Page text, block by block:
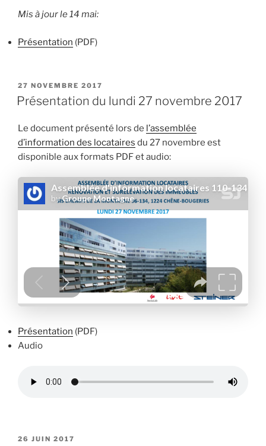
Mis à jour le 14 mai:
Présentation (PDF)
PUBLIÉ
LE
27 NOVEMBRE 2017
Présentation du lundi 27 novembre 2017
Le document présenté lors de l’assemblée
d’information des locataires du 27 novembre est
disponible aux formats PDF et audio:
Présentation (PDF)
Audio
PUBLIÉ
26 JUIN 2017